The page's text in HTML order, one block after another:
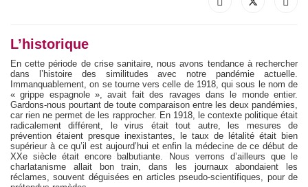
L’historique
En cette période de crise sanitaire, nous avons tendance à rechercher
dans l’histoire des similitudes avec notre pandémie actuelle.
Immanquablement, on se tourne vers celle de 1918, qui sous le nom de
« grippe espagnole », avait fait des ravages dans le monde entier.
Gardons-nous pourtant de toute comparaison entre les deux pandémies,
car rien ne permet de les rapprocher. En 1918, le contexte politique était
radicalement différent, le virus était tout autre, les mesures de
prévention étaient presque inexistantes, le taux de létalité était bien
supérieur à ce qu’il est aujourd’hui et enfin la médecine de ce début de
XXe siècle était encore balbutiante. Nous verrons d’ailleurs que le
charlatanisme allait bon train, dans les journaux abondaient les
réclames, souvent déguisées en articles pseudo-scientifiques, pour de